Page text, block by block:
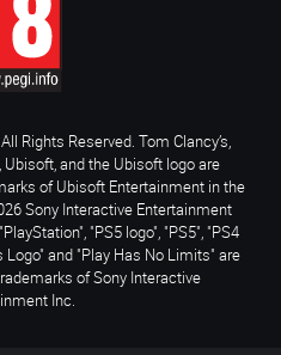
Rights Reserved. Tom Clancy’s,
Ubisoft, and the Ubisoft logo are
of Ubisoft Entertainment in the
Sony Interactive Entertainment
"PS5 logo", "PS5", "PS4
Logo" and "Play Has No Limits" are
of Sony Interactive
Inc.